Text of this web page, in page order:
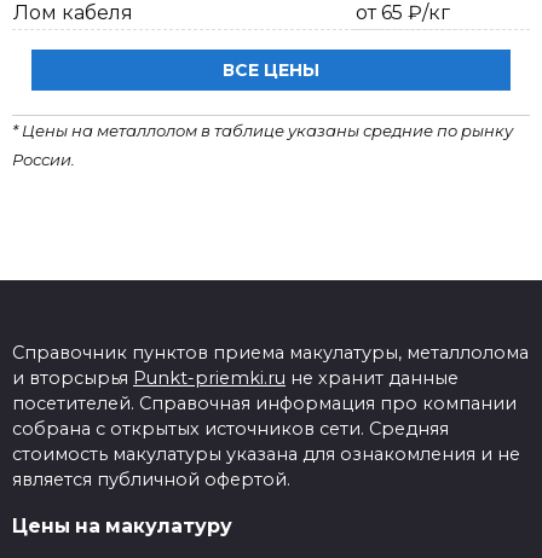
Лом кабеля
от 65 ₽/кг
ВСЕ ЦЕНЫ
* Цены на металлолом в таблице указаны средние по рынку
России.
Справочник пунктов приема макулатуры, металлолома
и вторсырья Punkt-priemki.ru не хранит данные
посетителей. Справочная информация про компании
собрана с открытых источников сети. Средняя
стоимость макулатуры указана для ознакомления и не
является публичной офертой.
Цены на макулатуру